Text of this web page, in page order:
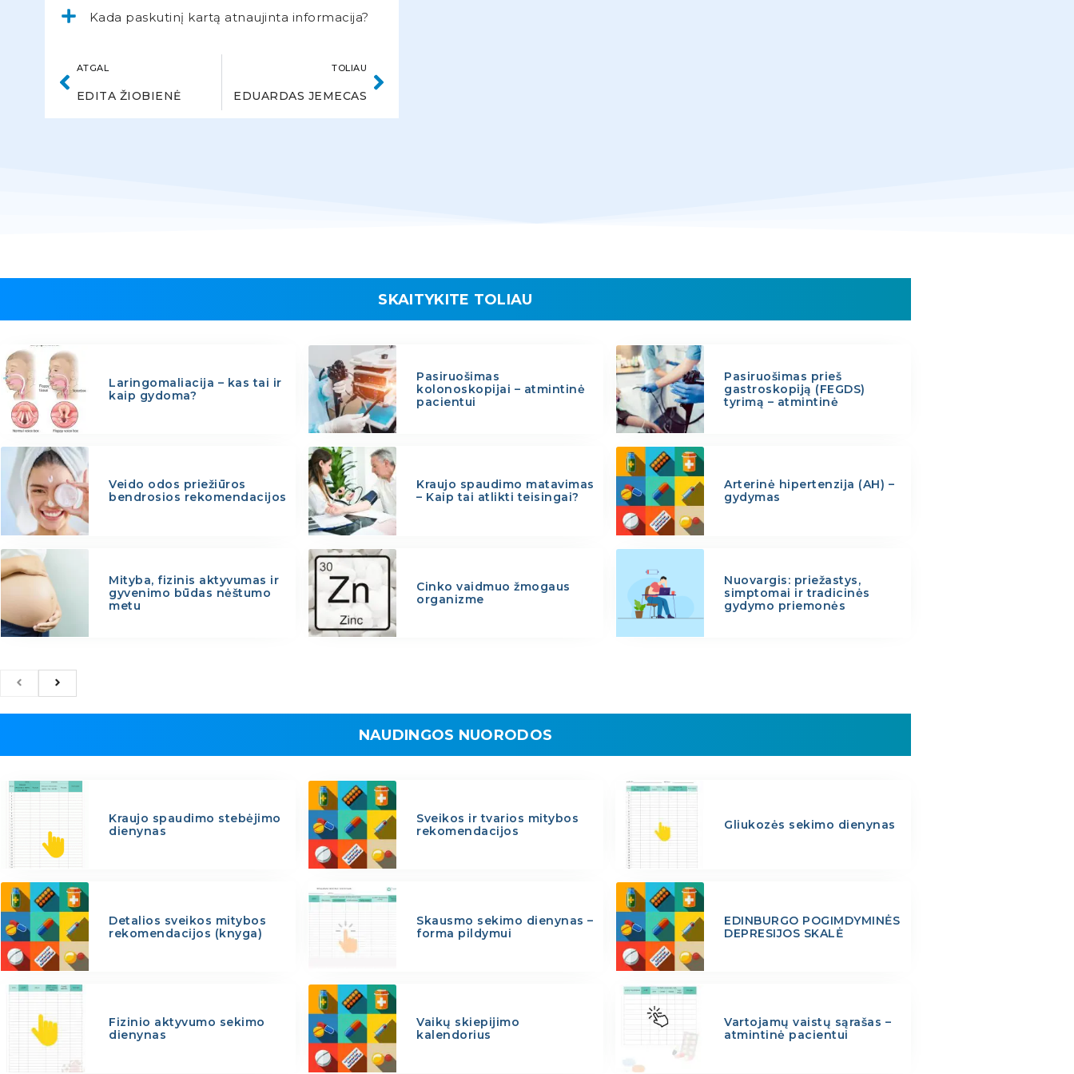
Kada paskutinį kartą atnaujinta informacija?
ATGAL
EDITA ŽIOBIENĖ
TOLIAU
EDUARDAS JEMECAS
SKAITYKITE TOLIAU
Laringomaliacija – kas tai ir
kaip gydoma?
Pasiruošimas
kolonoskopijai – atmintinė
pacientui
Pasiruošimas prieš
gastroskopiją (FEGDS)
tyrimą – atmintinė
Veido odos priežiūros
bendrosios rekomendacijos
Kraujo spaudimo matavimas
– Kaip tai atlikti teisingai?
Arterinė hipertenzija (AH) –
gydymas
Mityba, fizinis aktyvumas ir
gyvenimo būdas nėštumo
metu
Cinko vaidmuo žmogaus
organizme
Nuovargis: priežastys,
simptomai ir tradicinės
gydymo priemonės
NAUDINGOS NUORODOS
Kraujo spaudimo stebėjimo
dienynas
Sveikos ir tvarios mitybos
rekomendacijos
Gliukozės sekimo dienynas
Detalios sveikos mitybos
rekomendacijos (knyga)
Skausmo sekimo dienynas –
forma pildymui
EDINBURGO POGIMDYMINĖS
DEPRESIJOS SKALĖ
Fizinio aktyvumo sekimo
dienynas
Vaikų skiepijimo
kalendorius
Vartojamų vaistų sąrašas –
atmintinė pacientui